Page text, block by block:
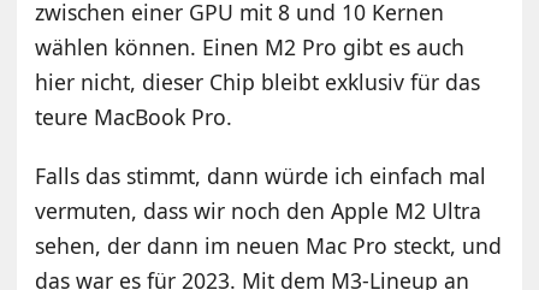
zwischen einer GPU mit 8 und 10 Kernen
wählen können. Einen M2 Pro gibt es auch
hier nicht, dieser Chip bleibt exklusiv für das
teure MacBook Pro.
Falls das stimmt, dann würde ich einfach mal
vermuten, dass wir noch den Apple M2 Ultra
sehen, der dann im neuen Mac Pro steckt, und
das war es für 2023. Mit dem M3-Lineup an